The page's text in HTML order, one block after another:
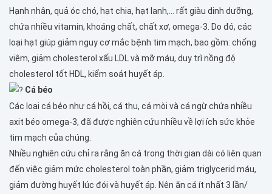
Hạnh nhân, quả óc chó, hạt chia, hạt lanh,… rất giàu dinh dưỡng,
chứa nhiều vitamin, khoáng chất, chất xơ, omega-3. Do đó, các
loại hạt giúp giảm nguy cơ mắc bệnh tim mạch, bao gồm: chống
viêm, giảm cholesterol xấu LDL và mỡ máu, duy trì nồng độ
cholesterol tốt HDL, kiểm soát huyết áp.
Cá béo
Các loại cá béo như cá hồi, cá thu, cá mòi và cá ngừ chứa nhiều
axit béo omega-3, đã được nghiên cứu nhiều về lợi ích sức khỏe
tim mạch của chúng.
Nhiều nghiên cứu chỉ ra rằng ăn cá trong thời gian dài có liên quan
đến việc giảm mức cholesterol toàn phần, giảm triglycerid máu,
giảm đường huyết lúc đói và huyết áp. Nên ăn cá ít nhất 3 lần/